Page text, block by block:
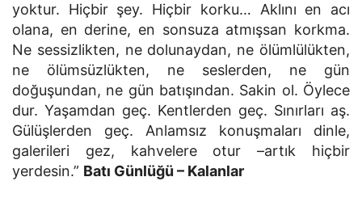
yoktur. Hiçbir şey. Hiçbir korku… Aklını en acı
olana, en derine, en sonsuza atmışsan korkma.
Ne sessizlikten, ne dolunaydan, ne ölümlülükten,
ne ölümsüzlükten, ne seslerden, ne gün
doğuşundan, ne gün batışından. Sakin ol. Öylece
dur. Yaşamdan geç. Kentlerden geç. Sınırları aş.
Gülüşlerden geç. Anlamsız konuşmaları dinle,
galerileri gez, kahvelere otur –artık hiçbir
yerdesin.” Batı Günlüğü – Kalanlar